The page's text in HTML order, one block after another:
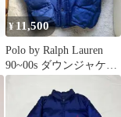
¥11,500
Polo by Ralph Lauren
90~00s ダウンジャケッ
ト L 青